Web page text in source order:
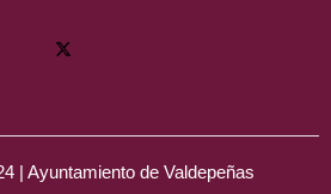
| Ayuntamiento de Valdepeñas